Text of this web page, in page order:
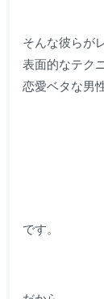
そんな彼らが
表面的なテク
恋愛ベタな男
です。